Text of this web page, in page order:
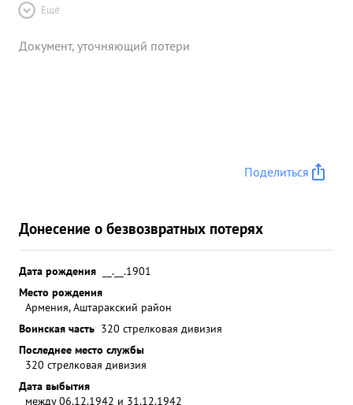
Ещё
Документ, уточняющий потери
Поделиться
Донесение о безвозвратных потерях
Дата рождения
__.__.1901
Место рождения
Армения, Аштаракский район
Воинская часть 320 стрелковая дивизия
Последнее место службы
320 стрелковая дивизия
Дата выбытия
между 06.12.1942 и 31.12.1942